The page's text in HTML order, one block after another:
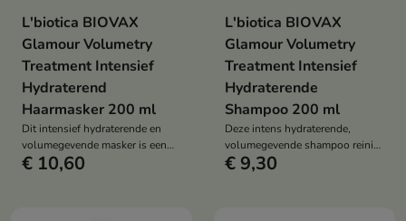
L'biotica BIOVAX
Glamour Volumetry
Treatment Intensief
Hydraterend
Haarmasker 200 ml
Dit intensief hydraterende en
volumegevende masker is een
behandeling speciaal
€ 10,60
L'biotica BIOVAX
Glamour Volumetry
Treatment Intensief
Hydraterende
Shampoo 200 ml
Deze intens hydraterende,
volumegevende shampoo reinigt
het haar en de hoofdhuid, geeft
€ 9,30